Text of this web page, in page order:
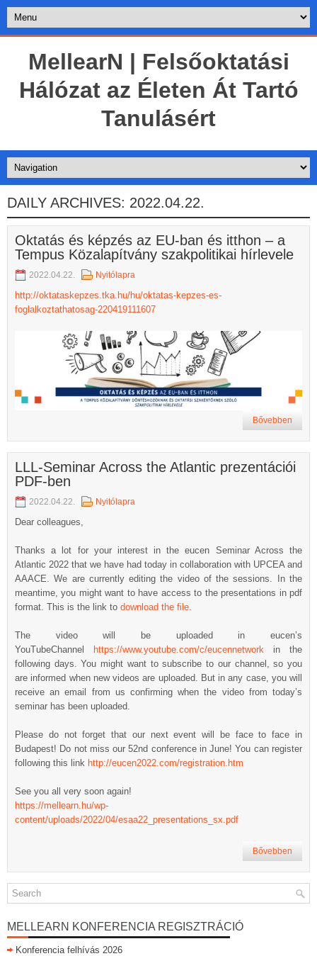
MellearN | Felsőoktatási
Hálózat az Életen Át Tartó
Tanulásért
DAILY ARCHIVES: 2022.04.22.
Oktatás és képzés az EU-ban és itthon – a
Tempus Közalapítvány szakpolitikai hírlevele
2022.04.22. Nyitólapra
http://oktataskepzes.tka.hu/hu/oktatas-kepzes-es-
foglalkoztathatosag-220419111607
Bővebben
LLL-Seminar Across the Atlantic prezentációi
PDF-ben
2022.04.22. Nyitólapra
Dear colleagues,
Thanks a lot for your interest in the eucen Seminar Across the
Atlantic 2022 that we have had today in collaboration with UPCEA and
AAACE. We are currently editing the video of the sessions. In the
meantime, you might want to have access to the presentations in pdf
format. This is the link to download the file
The video will be uploaded in eucen’s
YouTubeChannel https://www.youtube.com/c/eucennetwork in the
following days. You might want to subscribe to our channel, so you
are informed when new videos are uploaded. But in any case, you will
receive an email from us confirming when the video from today’s
seminar has been uploaded.
Please do not forget that our next event will be face to face in
Budapest! Do not miss our 52nd conference in June! You can register
following this link http://eucen2022.com/registration.htm
See you all very soon again!
https://mellearn.hu/wp-
content/uploads/2022/04/esaa22_presentations_sx.pdf
Bővebben
MELLEARN KONFERENCIA REGISZTRÁCIÓ
Konferencia felhívás 2026